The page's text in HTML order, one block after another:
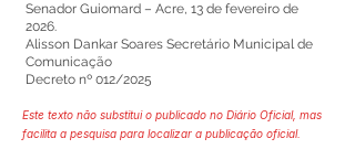
Senador Guiomard – Acre, 13 de fevereiro de
2026.
Alisson Dankar Soares Secretário Municipal de
Comunicação
Decreto nº 012/2025
Este texto não substitui o publicado no Diário Oficial, mas
facilita a pesquisa para localizar a publicação oficial.